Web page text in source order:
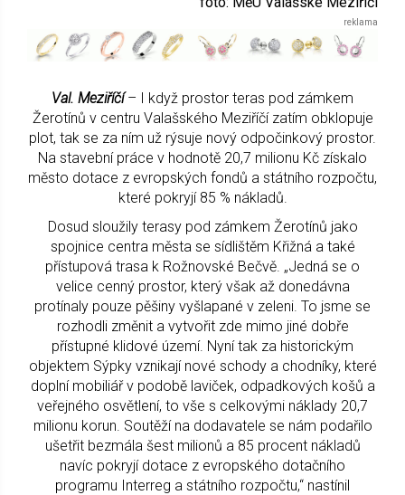
Val. Meziříčí – I když prostor teras pod zámkem
Žerotínů v centru Valašského Meziříčí zatím obklopuje
plot, tak se za ním už rýsuje nový odpočinkový prostor.
Na stavební práce v hodnotě 20,7 milionu Kč získalo
město dotace z evropských fondů a státního rozpočtu,
které pokryjí 85 % nákladů.
Dosud sloužily terasy pod zámkem Žerotínů jako
spojnice centra města se sídlištěm Křižná a také
přístupová trasa k Rožnovské Bečvě. „Jedná se o
velice cenný prostor, který však až donedávna
protínaly pouze pěšiny vyšlapané v zeleni. To jsme se
rozhodli změnit a vytvořit zde mimo jiné dobře
přístupné klidové území. Nyní tak za historickým
objektem Sýpky vznikají nové schody a chodníky, které
doplní mobiliář v podobě laviček, odpadkových košů a
veřejného osvětlení, to vše s celkovými náklady 20,7
milionu korun. Soutěží na dodavatele se nám podařilo
ušetřit bezmála šest milionů a 85 procent nákladů
navíc pokryjí dotace z evropského dotačního
programu Interreg a státního rozpočtu,“ nastínil